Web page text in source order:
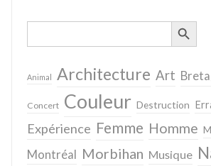
Search
SEARCH BUTTON
Animal Architecture Art
Concert Couleur Destruction
Expérience Femme Homme
Montréal Morbihan Musique